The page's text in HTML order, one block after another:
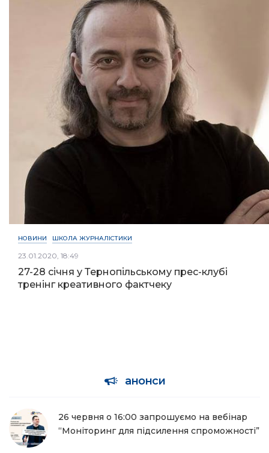
НОВИНИ ШКОЛА ЖУРНАЛІСТИКИ
23.01.2020, 18:49
27-28 січня у Тернопільському прес-клубі
тренінг креативного фактчеку
анонси
26 червня о 16:00 запрошуємо на вебінар
“Моніторинг для підсилення спроможності”